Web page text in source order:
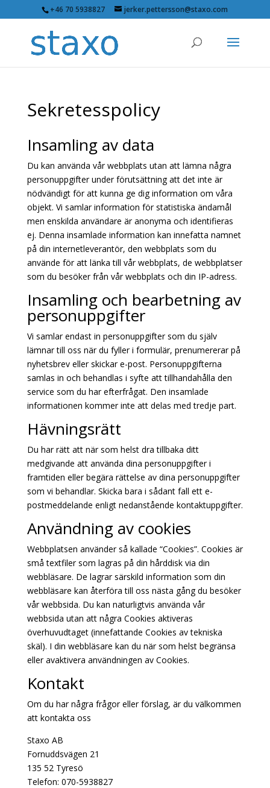
+46 70 5938827 jerker.pettersson@staxo.com
Sekretesspolicy
Insamling av data
Du kan använda vår webbplats utan att lämna några
personuppgifter under förutsättning att det inte är
nödvändigt för att kunna ge dig information om våra
objekt. Vi samlar information för statistiska ändamål
men enskilda användare är anonyma och identifieras
ej. Denna insamlade information kan innefatta namnet
på din internetleverantör, den webbplats som du
använde för att länka till vår webbplats, de webbplatser
som du besöker från vår webbplats och din IP-adress.
Insamling och bearbetning av
personuppgifter
Vi samlar endast in personuppgifter som du själv
lämnar till oss när du fyller i formulär, prenumererar på
nyhetsbrev eller skickar e-post. Personuppgifterna
samlas in och behandlas i syfte att tillhandahålla den
service som du har efterfrågat. Den insamlade
informationen kommer inte att delas med tredje part.
Hävningsrätt
Du har rätt att när som helst dra tillbaka ditt
medgivande att använda dina personuppgifter i
framtiden eller begära rättelse av dina personuppgifter
som vi behandlar. Skicka bara i sådant fall ett e-
postmeddelande enligt nedanstående kontaktuppgifter.
Användning av cookies
Webbplatsen använder så kallade “Cookies”. Cookies är
små textfiler som lagras på din hårddisk via din
webbläsare. De lagrar särskild information som din
webbläsare kan återföra till oss nästa gång du besöker
vår webbsida. Du kan naturligtvis använda vår
webbsida utan att några Cookies aktiveras
överhuvudtaget (innefattande Cookies av tekniska
skäl). I din webbläsare kan du när som helst begränsa
eller avaktivera användningen av Cookies.
Kontakt
Om du har några frågor eller förslag, är du välkommen
att kontakta oss
Staxo AB
Fornuddsvägen 21
135 52 Tyresö
Telefon: 070-5938827